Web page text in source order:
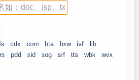
cdx com hta hxw ivf
lib
pdd sid sog srf tts wbk
wvx